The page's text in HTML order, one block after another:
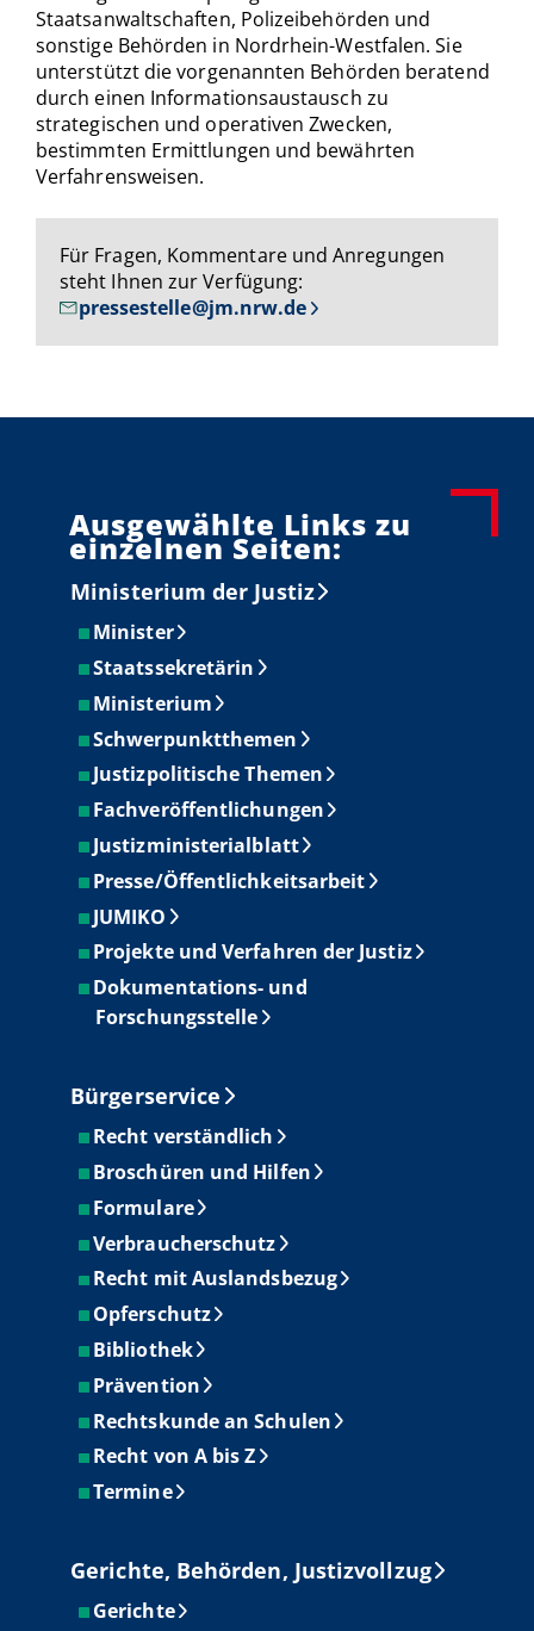
Staatsanwaltschaften, Polizeibehörden und
sonstige Behörden in Nordrhein-Westfalen. Sie
unterstützt die vorgenannten Behörden beratend
durch einen Informationsaustausch zu
strategischen und operativen Zwecken,
bestimmten Ermittlungen und bewährten
Verfahrensweisen.
Für Fragen, Kommentare und Anregungen
steht Ihnen zur Verfügung:
pressestelle@jm.nrw.de
Ausgewählte Links zu
einzelnen Seiten:
Ministerium der Justiz
Minister
Staatssekretärin
Ministerium
Schwerpunktthemen
Justizpolitische Themen
Fachveröffentlichungen
Justizministerialblatt
Presse/Öffentlichkeitsarbeit
JUMIKO
Projekte und Verfahren der Justiz
Dokumentations- und
Forschungsstelle
Bürgerservice
Recht verständlich
Broschüren und Hilfen
Formulare
Verbraucherschutz
Recht mit Auslandsbezug
Opferschutz
Bibliothek
Prävention
Rechtskunde an Schulen
Recht von A bis Z
Termine
Gerichte, Behörden, Justizvollzug
Gerichte